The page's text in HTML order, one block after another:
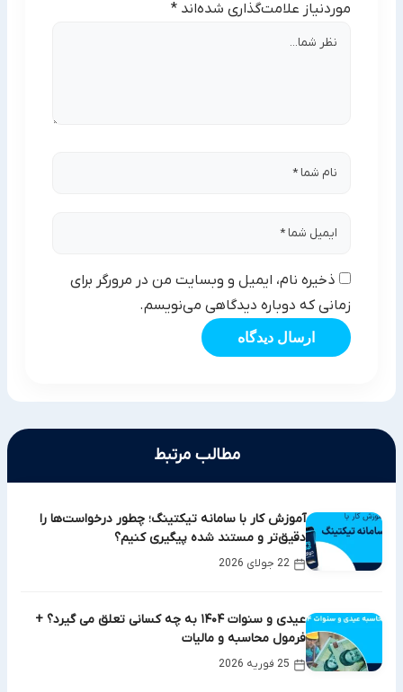
موردنیاز علامت‌گذاری شده‌اند *
ذخیره نام، ایمیل و وبسایت من در مرورگر برای
زمانی که دوباره دیدگاهی می‌نویسم.
ارسال دیدگاه
مطالب مرتبط
آموزش کار با سامانه تیکتینگ؛ چطور درخواست‌ها را
دقیق‌تر و مستند شده پیگیری کنیم؟
22 جولای 2026
عیدی و سنوات ۱۴۰۴ به چه کسانی تعلق می گیرد؟ +
فرمول محاسبه و مالیات
25 فوریه 2026